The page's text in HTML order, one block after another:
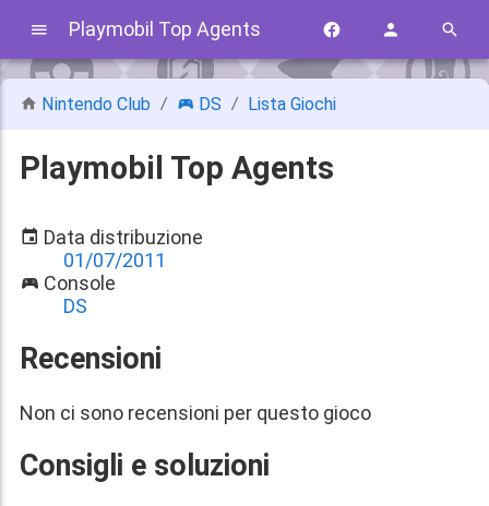
Playmobil Top Agents
Nintendo Club DS Lista Giochi
Playmobil Top Agents
Data distribuzione
01/07/2011
Console
DS
Recensioni
Non ci sono recensioni per questo gioco
Consigli e soluzioni